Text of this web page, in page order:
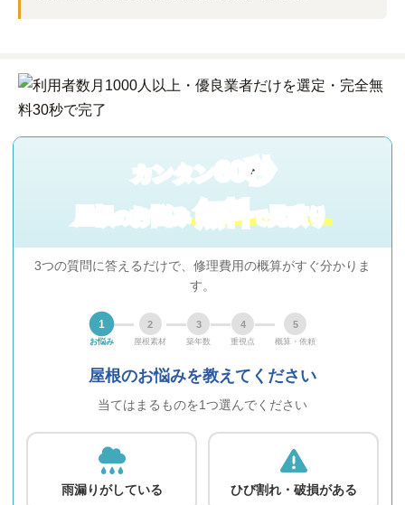
カンタン60秒
屋根 の お悩み無料で見積り
3つの質問に答えるだけで、修理費用の概算がすぐ分かりま
す。
1
お悩み
2
屋根素材
3
築年数
4
重視点
5
概算・依頼
屋根のお悩みを教えてください
当てはまるものを1つ選んでください
雨漏りがしている ひび割れ・破損がある